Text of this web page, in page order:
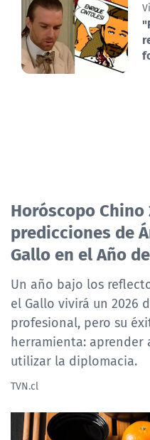
Horóscopo Chino
predicciones de
Gallo en el Año
Un año bajo los
el Gallo vivirá un 2026
profesional, pero su
herramienta: aprender
utilizar la diplomacia.
TVN.cl